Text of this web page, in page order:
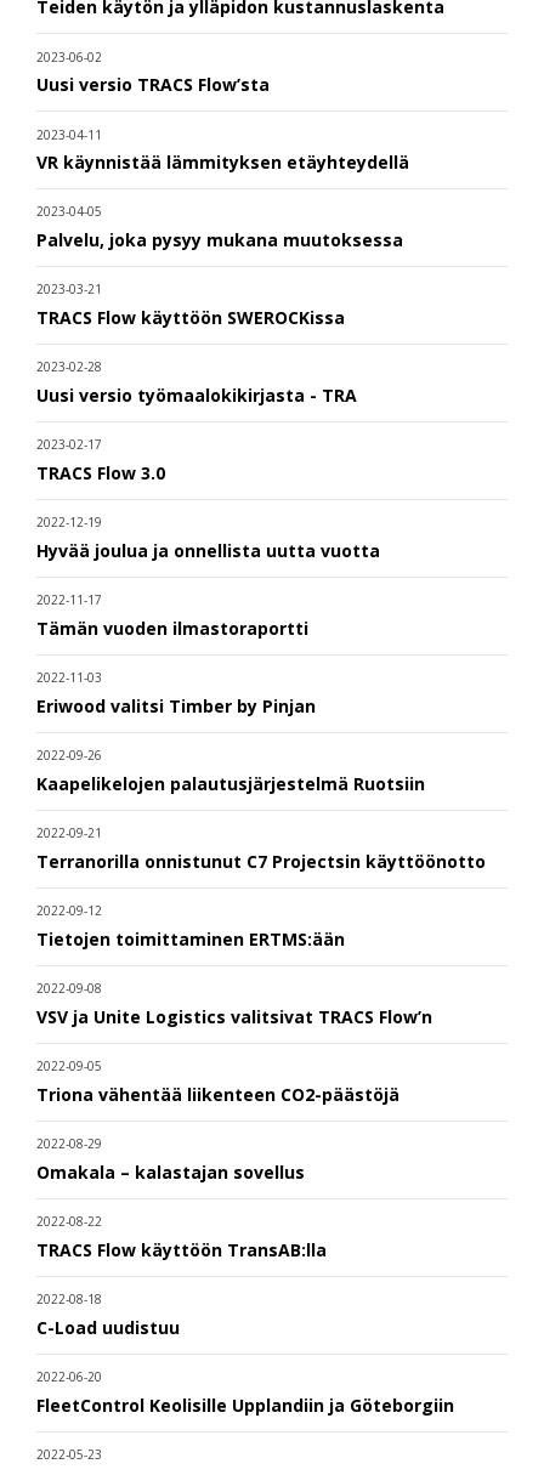
Teiden käytön ja ylläpidon kustannuslaskenta
2023-06-02
Uusi versio TRACS Flow’sta
2023-04-11
VR käynnistää lämmityksen etäyhteydellä
2023-04-05
Palvelu, joka pysyy mukana muutoksessa
2023-03-21
TRACS Flow käyttöön SWEROCKissa
2023-02-28
Uusi versio työmaalokikirjasta - TRA
2023-02-17
TRACS Flow 3.0
2022-12-19
Hyvää joulua ja onnellista uutta vuotta
2022-11-17
Tämän vuoden ilmastoraportti
2022-11-03
Eriwood valitsi Timber by Pinjan
2022-09-26
Kaapelikelojen palautusjärjestelmä Ruotsiin
2022-09-21
Terranorilla onnistunut C7 Projectsin käyttöönotto
2022-09-12
Tietojen toimittaminen ERTMS:ään
2022-09-08
VSV ja Unite Logistics valitsivat TRACS Flow’n
2022-09-05
Triona vähentää liikenteen CO2-päästöjä
2022-08-29
Omakala – kalastajan sovellus
2022-08-22
TRACS Flow käyttöön TransAB:lla
2022-08-18
C-Load uudistuu
2022-06-20
FleetControl Keolisille Upplandiin ja Göteborgiin
2022-05-23